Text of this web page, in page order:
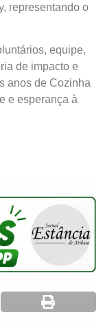
representando o
equipe,
de impacto e
anos de Cozinha
e esperança à